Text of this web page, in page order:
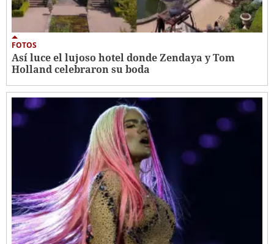
FOTOS
Así luce el lujoso hotel donde Zendaya y Tom
Holland celebraron su boda